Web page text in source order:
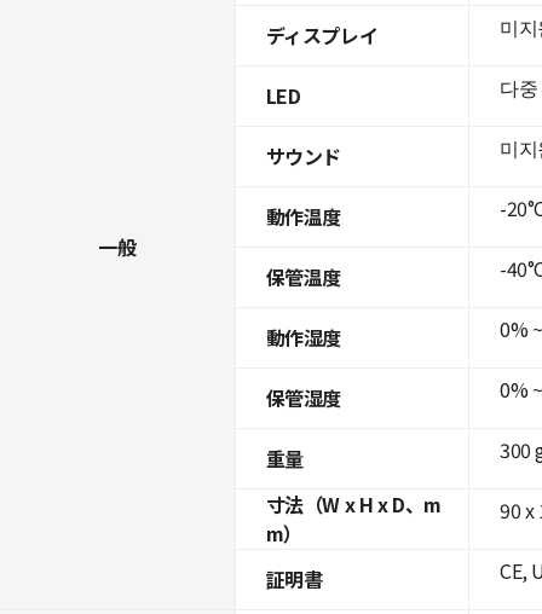
一般
ディスプレイ
LED
サウンド
動作温度
保管温度
動作湿度
保管湿度
重量
寸法（W x H x D、m
m）
証明書
미
다
미
-
-
0%
0%
300
90 x
CE,